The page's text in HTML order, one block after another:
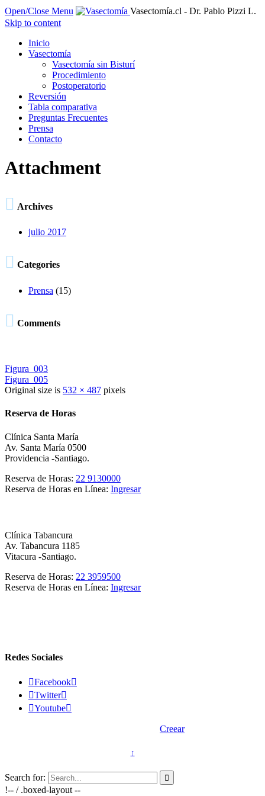
Open/Close Menu
Vasectomía.cl - Dr. Pablo Pizzi L.
Skip to content
Inicio
Vasectomía
Vasectomía sin Bisturí
Procedimiento
Postoperatorio
Reversión
Tabla comparativa
Preguntas Frecuentes
Prensa
Contacto
Attachment
 Archives
julio 2017
 Categories
Prensa (15)
 Comments
Figura_003
Figura_005
Original size is 532 × 487 pixels
Reserva de Horas
Clínica Santa María
Av. Santa María 0500
Providencia -Santiago.
Reserva de Horas: 22 9130000
Reserva de Horas en Línea: Ingresar
Clínica Tabancura
Av. Tabancura 1185
Vitacura -Santiago.
Reserva de Horas: 22 3959500
Reserva de Horas en Línea: Ingresar
Redes Sociales
Facebook
Twitter
Youtube
Creear
↑
Search for: 
!-- / .boxed-layout --